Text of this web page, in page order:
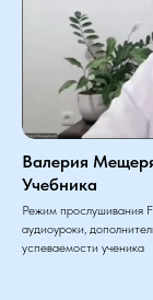
Валерия
Учебника
Режим прослушивания
аудиоуроки,
успеваемости ученика